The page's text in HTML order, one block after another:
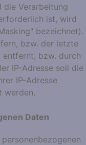
die Verarbeitung
ist, wird
bezeichnet).
bzw. der letzte
entfernt, bzw. durch
IP-Adresse soll die
IP-Adresse
werden.
Daten